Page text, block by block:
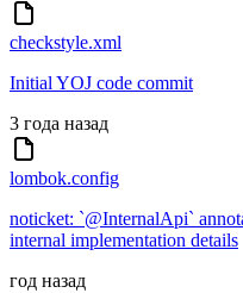
checkstyle.xml
Initial YOJ code commit
3 года назад
lombok.config
noticket: `@InternalApi`
internal implementation details
год назад